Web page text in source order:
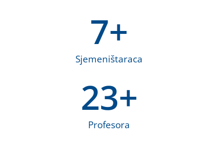
Sjemeništaraca
7+
Profesora
23+